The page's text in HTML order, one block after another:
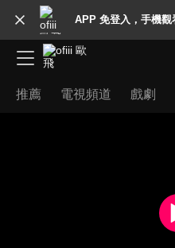
APP 免登入，手機觀
推薦 電視頻道 戲劇